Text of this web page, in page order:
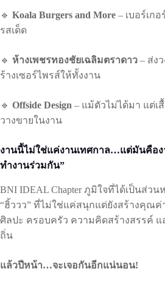
🔹 Koala Burgers and More – เบอร์เก
รสเด็ด
🔹 ห้างเพชรทองชัยเฉลิมตราดาว – ส่ง
ร้างเซอร์ไพรส์ให้ทั้งงาน
🔹 Offside Design – แม้ตัวไม่ได้มา แต่เ
วางขายในงาน
งานนี้ไม่ใช่แค่งานเทศกาล…แต่มันคือ
ทำงานร่วมกัน”
BNI IDEAL Chapter ภูมิใจที่ได้เป็นส่ว
“ฮิ้ววว” ที่ไม่ใช่แค่สนุกแต่ยังสร้างคุณค่
ศิลปะ ครอบครัว ความคิดสร้างสรรค์ แ
ถิ่น
แล้วปีหน้า…จะเจอกันอีกแน่นอน!